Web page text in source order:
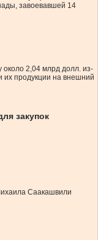
завоевавшей 14
около 2,04 млрд долл. из-
их продукции на внешний
закупок
Саакашвили